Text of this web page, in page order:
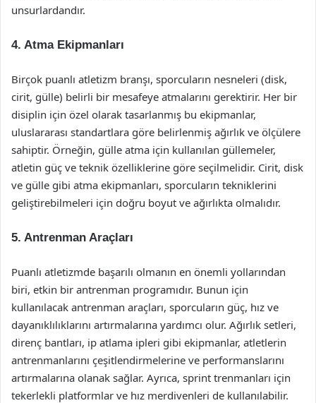
unsurlardandır.
4. Atma Ekipmanları
Birçok puanlı atletizm branşı, sporcuların nesneleri (disk,
cirit, gülle) belirli bir mesafeye atmalarını gerektirir. Her bir
disiplin için özel olarak tasarlanmış bu ekipmanlar,
uluslararası standartlara göre belirlenmiş ağırlık ve ölçülere
sahiptir. Örneğin, gülle atma için kullanılan güllemeler,
atletin güç ve teknik özelliklerine göre seçilmelidir. Cirit, disk
ve gülle gibi atma ekipmanları, sporcuların tekniklerini
geliştirebilmeleri için doğru boyut ve ağırlıkta olmalıdır.
5. Antrenman Araçları
Puanlı atletizmde başarılı olmanın en önemli yollarından
biri, etkin bir antrenman programıdır. Bunun için
kullanılacak antrenman araçları, sporcuların güç, hız ve
dayanıklılıklarını artırmalarına yardımcı olur. Ağırlık setleri,
direnç bantları, ip atlama ipleri gibi ekipmanlar, atletlerin
antrenmanlarını çeşitlendirmelerine ve performanslarını
artırmalarına olanak sağlar. Ayrıca, sprint trenmanları için
tekerlekli platformlar ve hız merdivenleri de kullanılabilir.